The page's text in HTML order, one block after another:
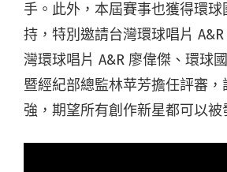
手。此外，本屆賽事也獲得環
持，特別邀請台灣環球唱片
灣環球唱片 A&R 廖偉傑、環球
暨經紀部總監林苹芳擔任評審，
強，期望所有創作新星都可以被